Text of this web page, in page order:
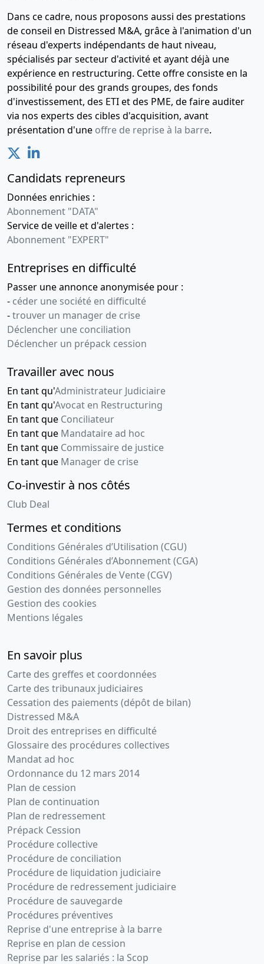
Dans ce cadre, nous proposons aussi des prestations
de conseil en Distressed M&A, grâce à l'animation d'un
réseau d'experts indépendants de haut niveau,
spécialisés par secteur d'activité et ayant déjà une
expérience en restructuring. Cette offre consiste en la
possibilité pour des grands groupes, des fonds
d'investissement, des ETI et des PME, de faire auditer
via nos experts des cibles d'acquisition, avant
présentation d'une offre de reprise à la barre.
Candidats repreneurs
Données enrichies :
Abonnement "DATA"
Service de veille et d'alertes :
Abonnement "EXPERT"
Entreprises en difficulté
Passer une annonce anonymisée pour :
- céder une société en difficulté
-trouver un manager de crise
Déclencher une conciliation
Déclencher un prépack cession
Travailler avec nous
En tant qu'Administrateur Judiciaire
En tant qu'Avocat en Restructuring
En tant que Conciliateur
En tant que Mandataire ad hoc
En tant que Commissaire de justice
En tant que Manager de crise
Co-investir à nos côtés
Club Deal
Termes et conditions
Conditions Générales d’Utilisation (CGU)
Conditions Générales d’Abonnement (CGA)
Conditions Générales de Vente (CGV)
Gestion des données personnelles
Gestion des cookies
Mentions légales
En savoir plus
Carte des greffes et coordonnées
Carte des tribunaux judiciaires
Cessation des paiements (dépôt de bilan)
Distressed M&A
Droit des entreprises en difficulté
Glossaire des procédures collectives
Mandat ad hoc
Ordonnance du 12 mars 2014
Plan de cession
Plan de continuation
Plan de redressement
Prépack Cession
Procédure collective
Procédure de conciliation
Procédure de liquidation judiciaire
Procédure de redressement judiciaire
Procédure de sauvegarde
Procédures préventives
Reprise d'une entreprise à la barre
Reprise en plan de cession
Reprise par les salariés : la Scop